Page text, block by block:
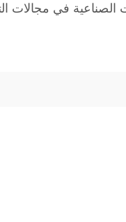
الصناعية في مجالات
كبيرًا على غاز